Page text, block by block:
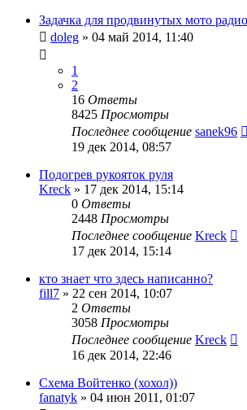
Задачка для продвинутых мото
doleg » 04 май 2014, 11:40
1
2
16 Ответы
8425 Просмотры
Последнее сообщение sanek96
19 дек 2014, 08:57
Подогрев рукояток руля
Kreck » 17 дек 2014, 15:14
0 Ответы
2448 Просмотры
Последнее сообщение Kreck
17 дек 2014, 15:14
кто знает что здесь написанно?
fill7 » 22 сен 2014, 10:07
2 Ответы
3058 Просмотры
Последнее сообщение Kreck
16 дек 2014, 22:46
Схема Войтенко (хохол))
fanatyk » 04 июн 2011, 01:07